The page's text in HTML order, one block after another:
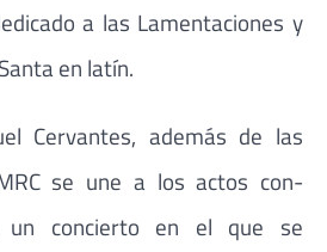
a las Lamentaciones y
en latín.
Cervantes, además de las
se une a los actos con-
un concierto en el que se